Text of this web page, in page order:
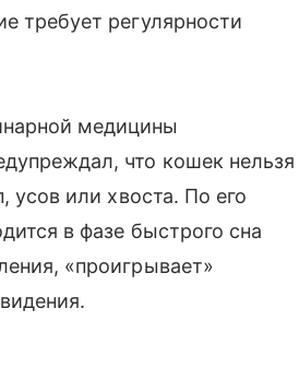
требует регулярности
медицины
что кошек нельзя
усов или хвоста. По его
в фазе быстрого сна
«проигрывает»